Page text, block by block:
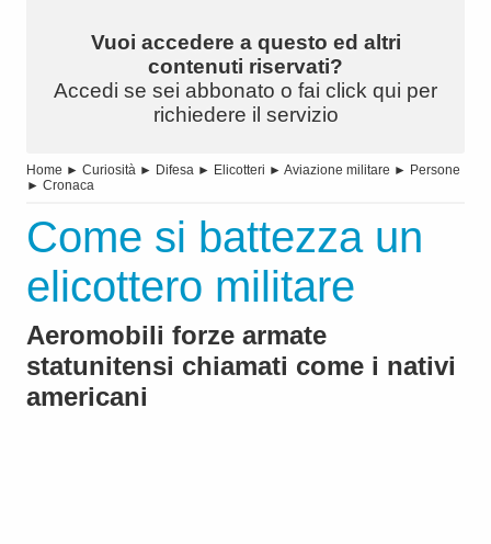
Vuoi accedere a questo ed altri
contenuti riservati?
Accedi se sei abbonato o fai click qui per
richiedere il servizio
Home ► Curiosità ► Difesa ► Elicotteri ► Aviazione militare ► Persone
► Cronaca
Come si battezza un
elicottero militare
Aeromobili forze armate
statunitensi chiamati come i nativi
americani